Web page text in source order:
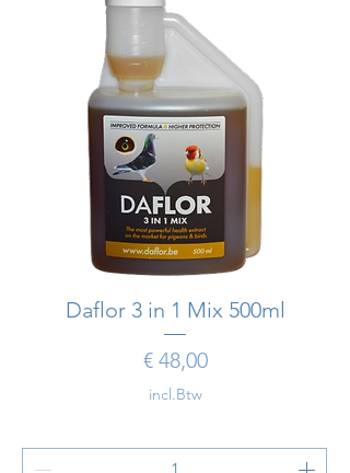
Daflor 3 in 1 Mix 500ml
Prijs
€ 48,00
incl.Btw